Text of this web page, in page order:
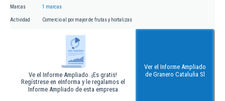
Marcas 1 marcas
Actividad Comercio al por mayor de frutas y hortalizas
Ve el Informe Ampliado. ¡Es gratis!
Regístrese en eInforma y le regalamos el
Informe Ampliado de esta empresa
Ver el Informe Ampliado
de Granero Cataluña Sl